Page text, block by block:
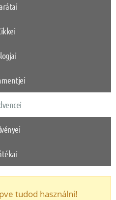
tudod használni!